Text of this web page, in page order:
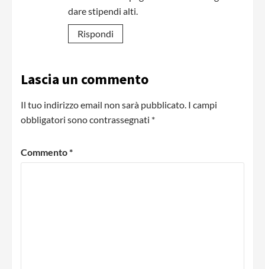
dare stipendi alti.
Rispondi
Lascia un commento
Il tuo indirizzo email non sarà pubblicato. I campi
obbligatori sono contrassegnati *
Commento*